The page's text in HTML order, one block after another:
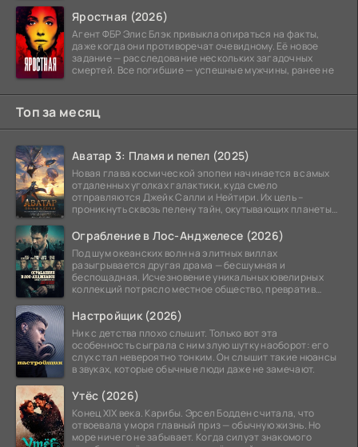
Яростная (2026)
Агент ФБР Элис Блэк привыкла опираться на факты,
даже когда они противоречат очевидному. Её новое
задание — расследование нескольких загадочных
смертей. Все погибшие — успешные мужчины, ранее не
Топ за месяц
Аватар 3: Пламя и пепел (2025)
Новая глава космической эпопеи начинается в самых
отдаленных уголках галактики, куда смело
отправляются Джейк Салли и Нейтири. Их цель –
проникнуть сквозь пелену тайн, окутывающих планеты
Ограбление в Лос-Анджелесе (2026)
Под шум океанских волн на элитных виллах
разыгрывается другая драма — бесшумная и
беспощадная. Исчезновение уникальных ювелирных
коллекций потрясло местное общество, превратив
Настройщик (2026)
Ник с детства плохо слышит. Только вот эта
особенность сыграла с ним злую шутку наоборот: его
слух стал невероятно тонким. Он слышит такие нюансы
в звуках, которые обычные люди даже не замечают.
Утёс (2026)
Конец XIX века. Карибы. Эрсел Бодден считала, что
отвоевала у моря главный приз — обычную жизнь. Но
море ничего не забывает. Когда силуэт знакомого